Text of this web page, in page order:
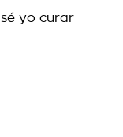
yo curar